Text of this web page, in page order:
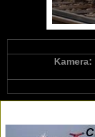
Kamera: